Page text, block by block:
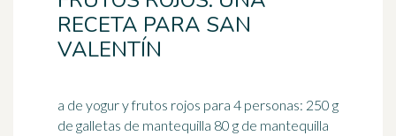
RECETA PARA SAN
VALENTÍN
a de yogur y frutos rojos para 4 personas: 250 g
de galletas de mantequilla 80 g de mantequilla